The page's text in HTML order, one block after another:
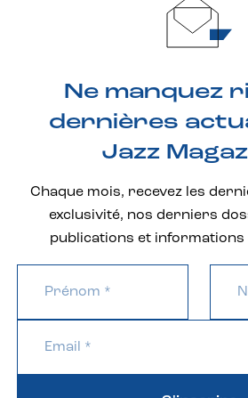
Ne manquez
dernières
Jazz
Chaque mois, recevez les
exclusivité, nos derniers
publications et informations